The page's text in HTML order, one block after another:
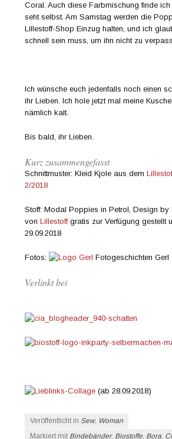
Coral. Auch diese Farbmischung finde
seht selbst. Am Samstag werden die
Lillestoff-Shop Einzug halten, und ich
schnell sein muss, um ihn nicht zu
Ich wünsche euch jedenfalls noch einen
ihr Lieben. Ich hole jetzt mal meine
nämlich kalt.
Bis bald, ihr Lieben.
Kurz zusammengefasst
Schnittmuster: Kleid Kjole aus dem
2/2018
Stoff: Modal Poppies in Petrol, Design by
vonLillestoffgratis zur Verfügung gestellt
29.09.2018
Fotos: Fotogeschichten Gerl
Verlinkt bei
(ab 28.09.2018)
Veröffentlicht in Sew, Woman
Markiert mit Bindebänder, Biostoffe, Bora,